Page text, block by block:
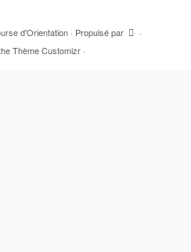
d'Orientation· Propulsé par
·
Thème Customizr·